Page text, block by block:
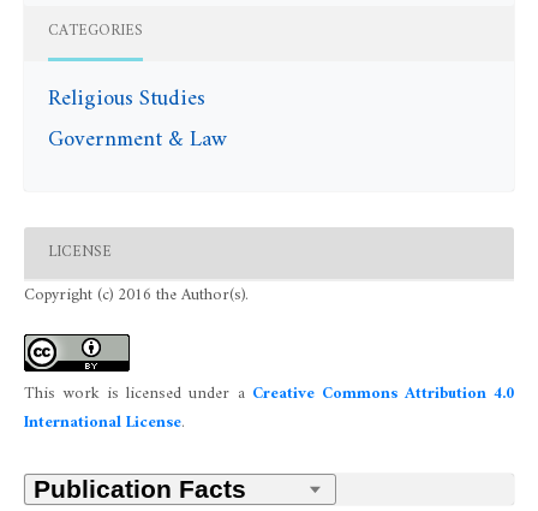
CATEGORIES
Religious Studies
Government & Law
LICENSE
Copyright (c) 2016 the Author(s).
This work is licensed under a Creative Commons Attribution 4.0
International License.